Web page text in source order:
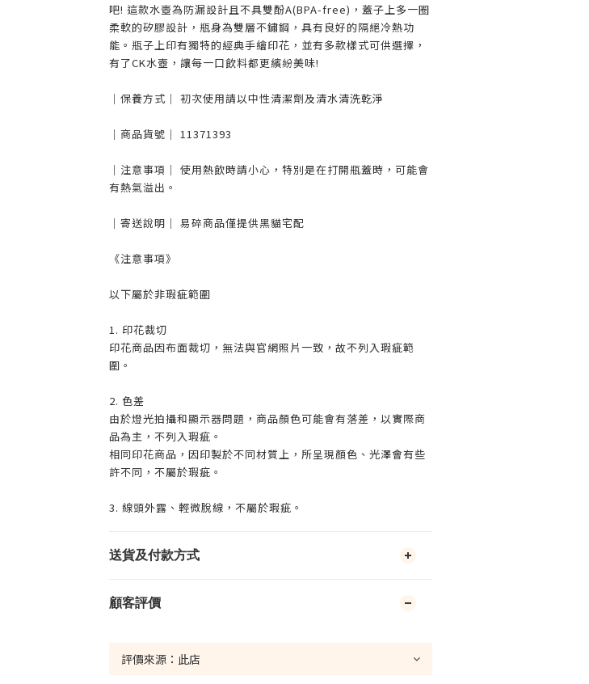
吧! 這款水壺為防漏設計且不具雙酚A(BPA-free)，蓋子上多一圈
柔軟的矽膠設計，瓶身為雙層不鏽鋼，具有良好的隔絕冷熱功
能。瓶子上印有獨特的經典手繪印花，並有多款樣式可供選擇，
有了CK水壺，讓每一口飲料都更繽紛美味!
｜保養方式｜ 初次使用請以中性清潔劑及清水清洗乾淨
｜商品貨號｜ 11371393
｜注意事項｜ 使用熱飲時請小心，特別是在打開瓶蓋時，可能會
有熱氣溢出。
｜寄送說明｜ 易碎商品僅提供黑貓宅配
《注意事項》
以下屬於非瑕疵範圍
1. 印花裁切
印花商品因布面裁切，無法與官網照片一致，故不列入瑕疵範
圍。
2. 色差
由於燈光拍攝和顯示器問題，商品顏色可能會有落差，以實際商
品為主，不列入瑕疵。
相同印花商品，因印製於不同材質上，所呈現顏色、光澤會有些
許不同，不屬於瑕疵。
3. 線頭外露、輕微脫線，不屬於瑕疵。
送貨及付款方式
顧客評價